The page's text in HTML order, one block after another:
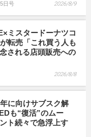
日号 2026/8/9
ミスタードーナツコ
転売「これ買う人も
される店頭販売への
2026/8/8
に向けサブスク解
も“復活”のムー
ト続々で急浮上す